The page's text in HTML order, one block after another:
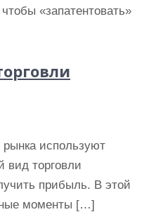
«запатентовать»
рынка используют
вид торговли
прибыль. В этой
моменты […]